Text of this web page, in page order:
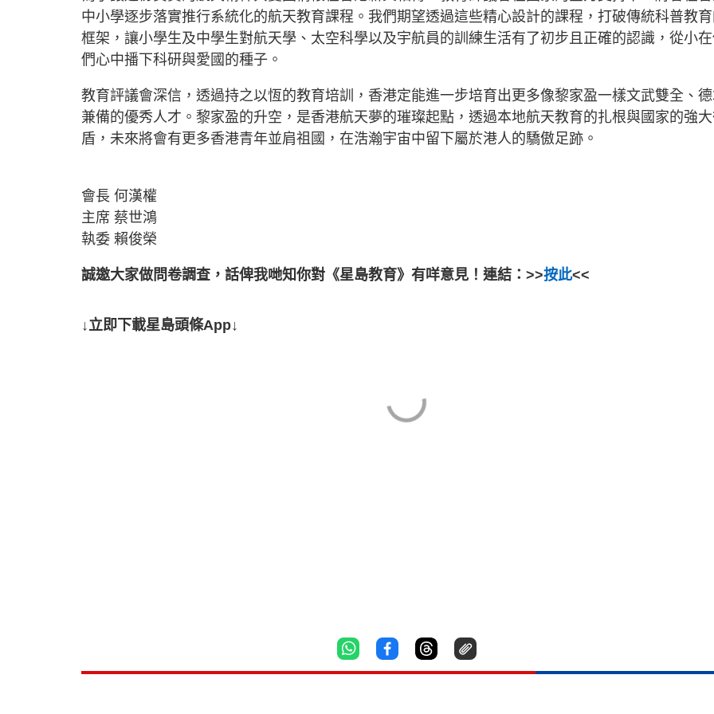
中小學逐步落實推行系統化的航天教育課程。我們期望透過這些精心設計的課程，打破傳統科普教
框架，讓小學生及中學生對航天學、太空科學以及宇航員的訓練生活有了初步且正確的認識，從小
們心中播下科研與愛國的種子。
教育評議會深信，透過持之以恆的教育培訓，香港定能進一步培育出更多像黎家盈一樣文武雙全、
兼備的優秀人才。黎家盈的升空，是香港航天夢的璀璨起點，透過本地航天教育的扎根與國家的強
盾，未來將會有更多香港青年並肩祖國，在浩瀚宇宙中留下屬於港人的驕傲足跡。
會長 何漢權
主席 蔡世鴻
執委 賴俊榮
誠邀大家做問卷調查，話俾我哋知你對《星島教育》有咩意見！連結：>>按此<<
↓立即下載星島頭條App↓